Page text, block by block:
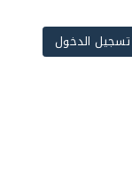
تسجيل الدخول